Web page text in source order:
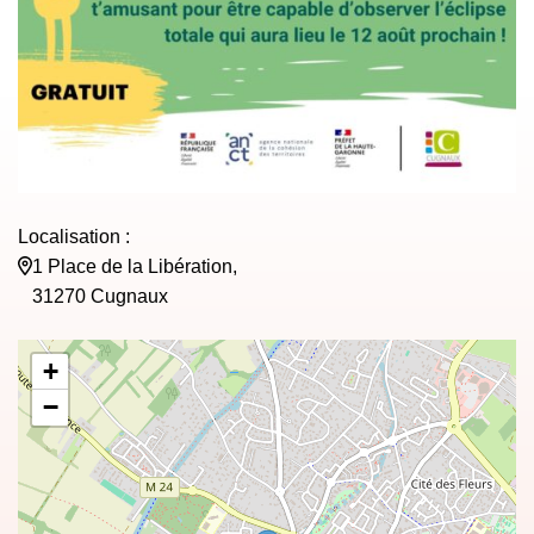
Localisation :
1 Place de la Libération,
31270 Cugnaux
+
−